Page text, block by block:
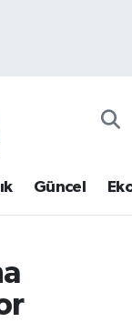
Güncel